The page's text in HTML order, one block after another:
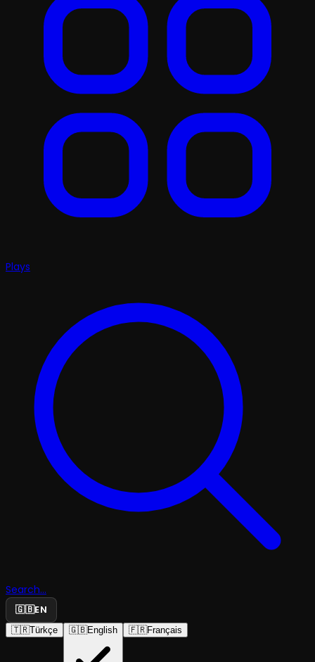
Plays
Search...
🇬🇧EN
🇹🇷Türkçe 🇬🇧English 🇫🇷Français